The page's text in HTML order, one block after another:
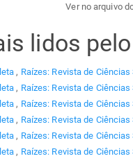
Ver no arquivo
lidos
, Raízes: Revista de
, Raízes: Revista de
, Raízes: Revista de
, Raízes: Revista de
, Raízes: Revista de
, Raízes: Revista de